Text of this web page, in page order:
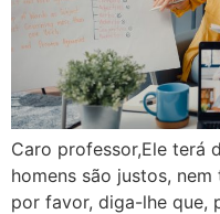
Caro professor,Ele terá
homens são justos,
por favor, diga-lhe que,